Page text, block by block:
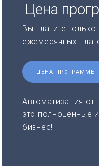
Цена
Вы платите
ежемесячных
ЦЕНА ПРОГРАММЫ
Автоматизация
это полноценные
бизнес!